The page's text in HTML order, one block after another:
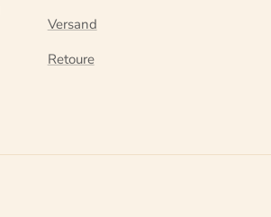
Versand
Retoure